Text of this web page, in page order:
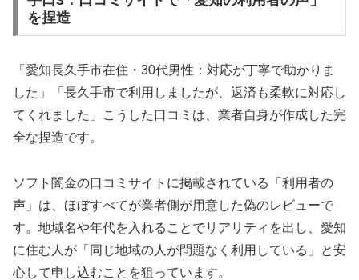
を捏造
「愛知長久手市在住・30代男性：対応が丁寧で助かりま
した」「長久手市で利用しましたが、返済も柔軟に対応し
てくれました」こうした口コミは、業者自身が作成した完
全な捏造です。
ソフト闇金の口コミサイトに掲載されている「利用者の
声」は、ほぼすべてが業者側が用意した偽のレビューで
す。地域名や年代を入れることでリアリティを出し、愛知
に住む人が「同じ地域の人が問題なく利用している」と安
心して申し込むことを狙っています。